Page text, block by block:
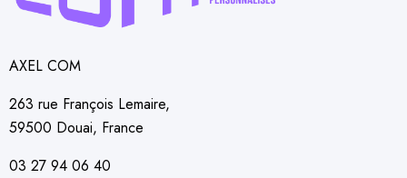
AXEL COM
263 rue François Lemaire,
59500 Douai, France
03 27 94 06 40